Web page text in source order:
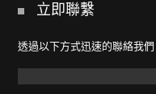
立即聯繫
透過以下方式迅速的聯絡我們